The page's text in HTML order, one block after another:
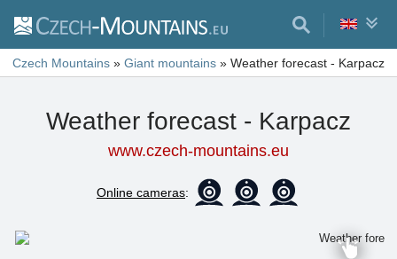
Czech Mountains » Giant mountains » Weather forecast - Karpacz
Weather forecast - Karpacz
www.czech-mountains.eu
Online cameras: